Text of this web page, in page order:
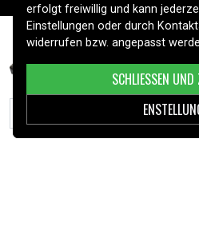
T2991 (29XL BK) Tintenpatrone
für Epson
IN DEN
HILFE
INFORMATIONEN
KUNDENSERVICE
erfolgt freiwillig und kann
Einstellungen oder durch
widerrufen bzw. angepasst
SCHLIESSEN UND